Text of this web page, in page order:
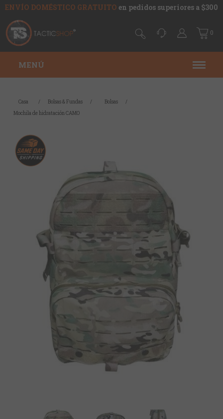
ENVÍO DOMÉSTICO GRATUITO en pedidos superiores a $300
0
MENÚ
Casa / Bolsas & Fundas / Bolsas
/
Mochila de hidratación CAMO